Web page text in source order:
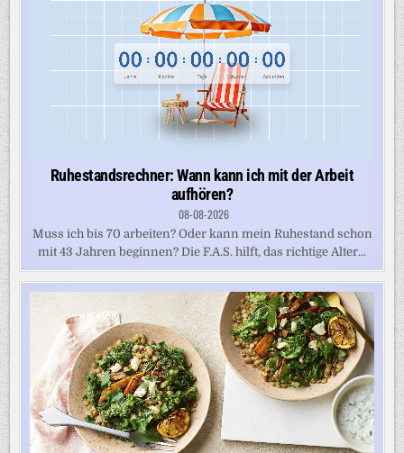
Ruhestandsrechner: Wann kann ich mit der Arbeit
aufhören?
08-08-2026
Muss ich bis 70 arbeiten? Oder kann mein Ruhestand schon
mit 43 Jahren beginnen? Die F.A.S. hilft, das richtige Alter...